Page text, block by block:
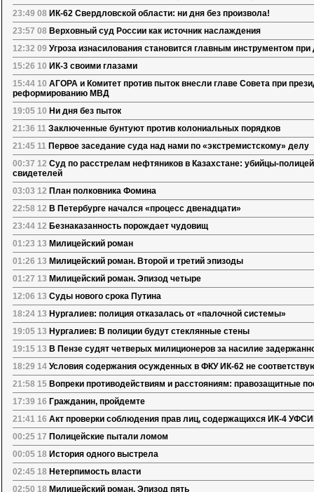
23:49 08 ИК-62 Свердловской области: ни дня без произвола!
23:57 08 Верховный суд России как источник наслаждения
12:32 09 Угроза изнасилования становится главным инструментом при
15:26 10 ИК-3 своими глазами
15:44 10 АГОРА и Комитет против пыток внесли главе Совета при
реформированию МВД
19:05 10 Ни дня без пыток
21:36 11 Заключенные бунтуют против колониальных порядков
21:45 11 Первое заседание суда над нами по «экстремистскому» делу
00:37 12 Суд по расстрелам нефтяников в Казахстане: убийцы-
свидетелей
03:03 12 План полковника Фомина
22:58 12 В Петербурге начался «процесс двенадцати»
23:44 12 Безнаказанность порождает чудовищ
01:23 13 Милицейский роман
01:26 13 Милицейский роман. Второй и третий эпизоды
01:27 13 Милицейский роман. Эпизод четыре
12:06 13 Суды нового срока Путина
18:24 13 Нургалиев: полиция отказалась от «палочной системы»
19:05 13 Нургалиев: В полиции будут стеклянные стены
19:15 13 В Пензе судят четверых милиционеров за насилие
18:29 14 Условия содержания осужденных в ФКУ ИК-62 не
21:58 15 Вопреки противодействиям и расстояниям: правозащитные
17:39 16 Гражданин, пройдемте
21:41 16 Акт проверки соблюдения прав лиц, содержащихся ИК-4
00:25 17 Полицейские пытали ломом
00:05 18 История одного выстрела
02:45 18 Нетерпимость власти
02:50 18 Милицейский роман. Эпизод пять